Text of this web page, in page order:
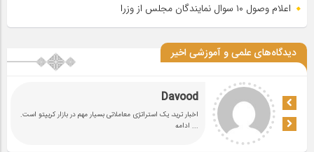
اعلام وصول ۱۰ سوال نمایندگان مجلس از وزرا
دیدگاه‌های علمی و آموزشی اخیر
Davood
اخبار ترید، یک استراتژی معاملاتی بسیار مهم در بازار کریپتو است.
... ادامه